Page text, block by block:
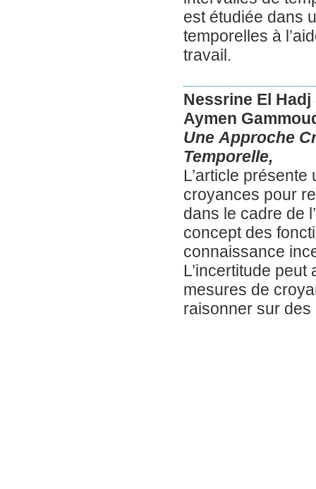
est étudiée dans
temporelles à
travail.
Nessrine El Hadj
Aymen
Une Approche
Temporelle,
L’article
croyances pour
dans le cadre de
concept des
connaissance
L’incertitude
mesures de
raisonner sur